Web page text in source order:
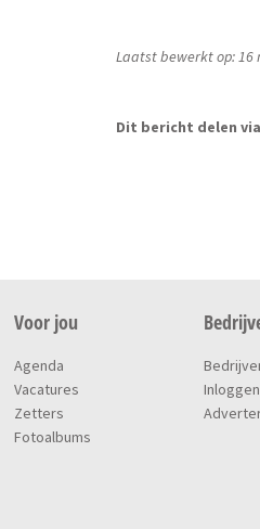
Laatst bewerkt op: 16
Dit bericht delen
Voor jou
Agenda
Vacatures
Zetters
Fotoalbums
Inloggen